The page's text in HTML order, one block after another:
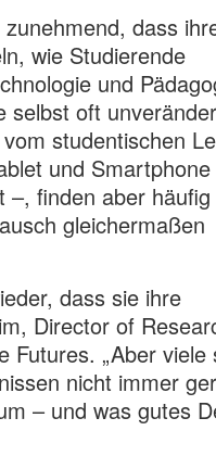
dass
wie Studierende
und
selbst oft
studentischen
und
–, finden aber
gleichermaßen
dass sie ihre
Director of
Futures. „Aber viele
nicht immer
– und was gutes